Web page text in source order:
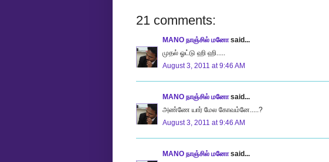
21 comments:
MANO நாஞ்சில் மனோsaid...
முதல் ஓட்டு ஹி ஹி.....
August 3, 2011 at 9:46 AM
MANO நாஞ்சில் மனோsaid...
அண்ணே யார் மேல கோவம்னே.....?
August 3, 2011 at 9:46 AM
MANO நாஞ்சில் மனோsaid...